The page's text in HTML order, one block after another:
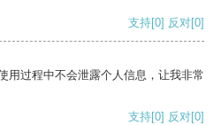
支持[0] 反对[0]
用过程中不会泄露个人信息，让我非常
支持[0] 反对[0]